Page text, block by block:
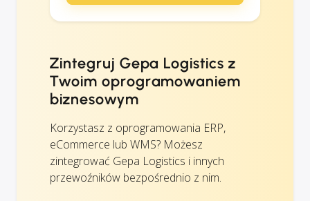
Zintegruj Gepa Logistics z
Twoim oprogramowaniem
biznesowym
Korzystasz z oprogramowania ERP,
eCommerce lub WMS? Możesz
zintegrować Gepa Logistics i innych
przewoźników bezpośrednio z nim.